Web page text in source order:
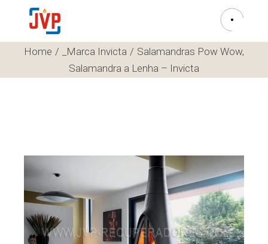
Home _Marca Invicta
Salamandras Pow Wow,
Salamandra a Lenha – Invicta